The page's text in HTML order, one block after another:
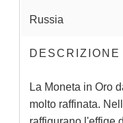
Russia
DESCRIZIONE
La Moneta in Oro
molto raffinata.